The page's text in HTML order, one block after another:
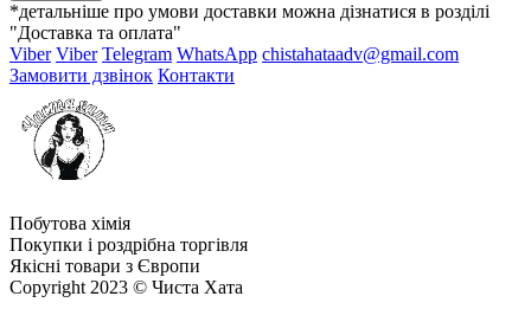
*детальніше про умови доставки можна дізнатися в розділі
"Доставка та оплата"
Viber Viber Telegram WhatsApp chistahataadv@gmail.com
Замовити дзвінок Контакти
Побутова хімія
Покупки і роздрібна торгівля
Якісні товари з Європи
Copyright 2023 © Чиста Хата